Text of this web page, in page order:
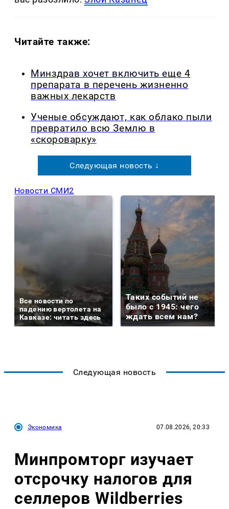
Читайте также:
Минздрав хочет включить еще 4
препарата в перечень жизненно
важных лекарств
Ученые обсуждают, как облако пыли
превратило всю Землю в
«скороварку»
Следующая новость ↓
Новости СМИ2
Все новости по
падению вертолета на
Кавказе: читать здесь
Таких событий не
было с 1945: чего
ждать всем нам?
Следующая новость
Экономика 07.08.2026, 20:33
Минпромторг изучает
отсрочку налогов для
селлеров Wildberries